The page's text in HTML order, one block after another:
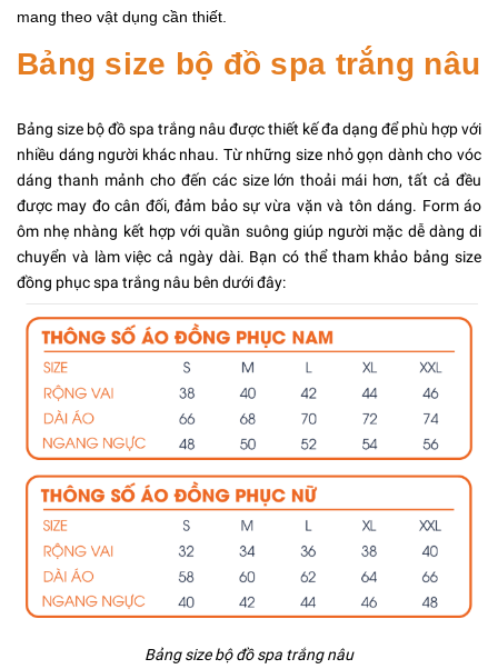
mang theo vật dụng cần thiết.
Bảng size bộ đồ spa trắng nâu
Bảng size bộ đồ spa trắng nâu được thiết kế đa dạng để phù hợp với
nhiều dáng người khác nhau. Từ những size nhỏ gọn dành cho vóc
dáng thanh mảnh cho đến các size lớn thoải mái hơn, tất cả đều
được may đo cân đối, đảm bảo sự vừa vặn và tôn dáng. Form áo
ôm nhẹ nhàng kết hợp với quần suông giúp người mặc dễ dàng di
chuyển và làm việc cả ngày dài. Bạn có thể tham khảo bảng size
đồng phục spa trắng nâu bên dưới đây:
Bảng size bộ đồ spa trắng nâu